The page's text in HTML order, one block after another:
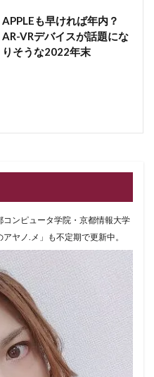
APPLEも早ければ年内？
AR-VRデバイスが話題にな
りそうな2022年末
ンピュータ学院・京都情報大学
ヤノ.メ」も不定期で更新中。